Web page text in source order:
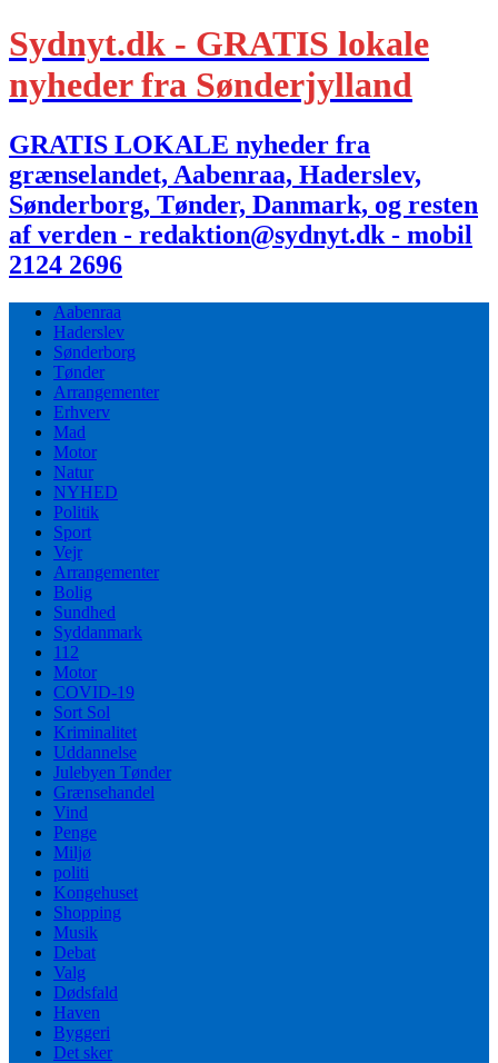
Sydnyt.dk - GRATIS lokale
nyheder fra Sønderjylland
GRATIS LOKALE nyheder fra
grænselandet, Aabenraa, Haderslev,
Sønderborg, Tønder, Danmark, og resten
af verden - redaktion@sydnyt.dk - mobil
2124 2696
Aabenraa
Haderslev
Sønderborg
Tønder
Arrangementer
Erhverv
Mad
Motor
Natur
NYHED
Politik
Sport
Vejr
Arrangementer
Bolig
Sundhed
Syddanmark
112
Motor
COVID-19
Sort Sol
Kriminalitet
Uddannelse
Julebyen Tønder
Grænsehandel
Vind
Penge
Miljø
politi
Kongehuset
Shopping
Musik
Debat
Valg
Dødsfald
Haven
Byggeri
Det sker